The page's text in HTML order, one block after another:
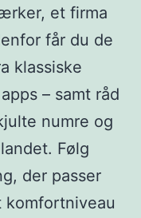
et firma
får du de
klassiske
– samt råd
numre og
Følg
der passer